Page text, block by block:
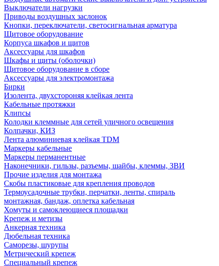
Выключатели нагрузки
Приводы воздушных заслонок
Кнопки, переключатели, светосигнальная арматура
Щитовое оборудование
Корпуса шкафов и щитов
Аксессуары для шкафов
Шкафы и щиты (оболочки)
Щитовое оборудование в сборе
Аксессуары для электромонтажа
Бирки
Изолента, двухстороняя клейкая лента
Кабельные протяжки
Клипсы
Колодки клеммные для сетей уличного освещения
Колпачки, КИЗ
Лента алюминиевая клейкая TDM
Маркеры кабельные
Маркеры перманентные
Наконечники, гильзы, разъемы, шайбы, клеммы, ЗВИ
Прочие изделия для монтажа
Скобы пластиковые для крепления проводов
Термоусадочные трубки, перчатки, ленты, спираль
монтажная, бандаж, оплетка кабельная
Хомуты и самоклеющиеся площадки
Крепеж и метизы
Анкерная техника
Дюбельная техника
Саморезы, шурупы
Метрический крепеж
Специальный крепеж